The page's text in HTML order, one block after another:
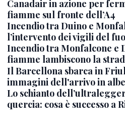
Canadair in azione per
fiamme sul fronte dell’A4
Incendio tra Duino e
l’intervento dei vigili del
Incendio tra Monfalcone e
fiamme lambiscono la
Il Barcellona sbarca in
immagini dell'arrivo in
Lo schianto
quercia: cosa è successo a